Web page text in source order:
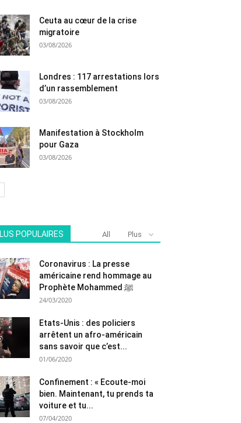
Ceuta au cœur de la crise
migratoire
03/08/2026
Londres : 117 arrestations lors
d’un rassemblement
03/08/2026
Manifestation à Stockholm
pour Gaza
03/08/2026
POPULAIRES All Plus
Coronavirus : La presse
américaine rend hommage au
Prophète Mohammed ﷺ
24/03/2020
Etats-Unis : des policiers
arrêtent un afro-américain
sans savoir que c’est...
01/06/2020
Confinement : « Ecoute-moi
bien. Maintenant, tu prends ta
voiture et tu...
07/04/2020